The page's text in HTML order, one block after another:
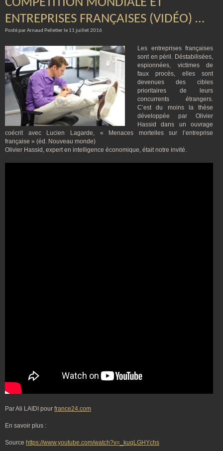
COMPÉTITION MONDIALE ET
ENTREPRISES FRANÇAISES (VIDÉO) …
Posté par Arnaud Pelletier le 11 juillet 2016
Les entreprises françaises
sont en péril. Déstabilisées,
espionnées, victimes de
faux procès, elles sont
devenues des cibles
prioritaires de leurs
concurrents étrangers.
C’est du moins la thèse
développée par Olivier
Hassid dans un ouvrage
coécrit avec Lucien Lagarde, « Menaces mortelles sur l’entreprise
française » (éd. Nouveau monde)
Olivier Hassid, expert en intelligence économique, était notre invité.
Par Ali LAIDI pour france24.com
En savoir plus :
Source https://www.youtube.com/watch?v=_kuqLGHYchs